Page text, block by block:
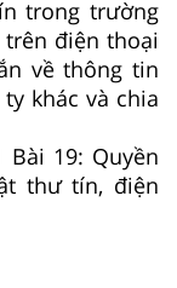
trong trường
điện thoại
về thông tin
khác và chia
Bài 19: Quyền
thư tín, điện